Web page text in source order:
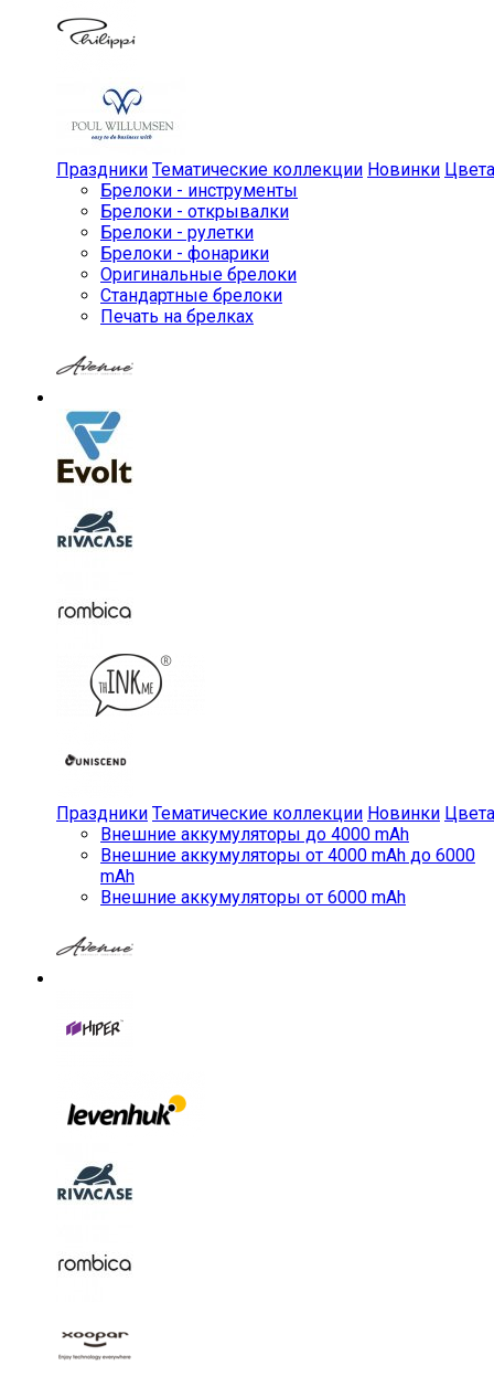
Праздники Тематические коллекции Новинки Цвета
Брелоки - инструменты
Брелоки - открывалки
Брелоки - рулетки
Брелоки - фонарики
Оригинальные брелоки
Стандартные брелоки
Печать на брелках
Праздники Тематические коллекции Новинки Цвета
Внешние аккумуляторы до 4000 mAh
Внешние аккумуляторы от 4000 mAh до 6000
mAh
Внешние аккумуляторы от 6000 mAh